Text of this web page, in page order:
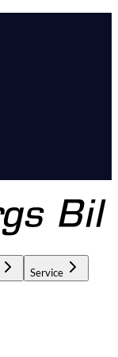
Service